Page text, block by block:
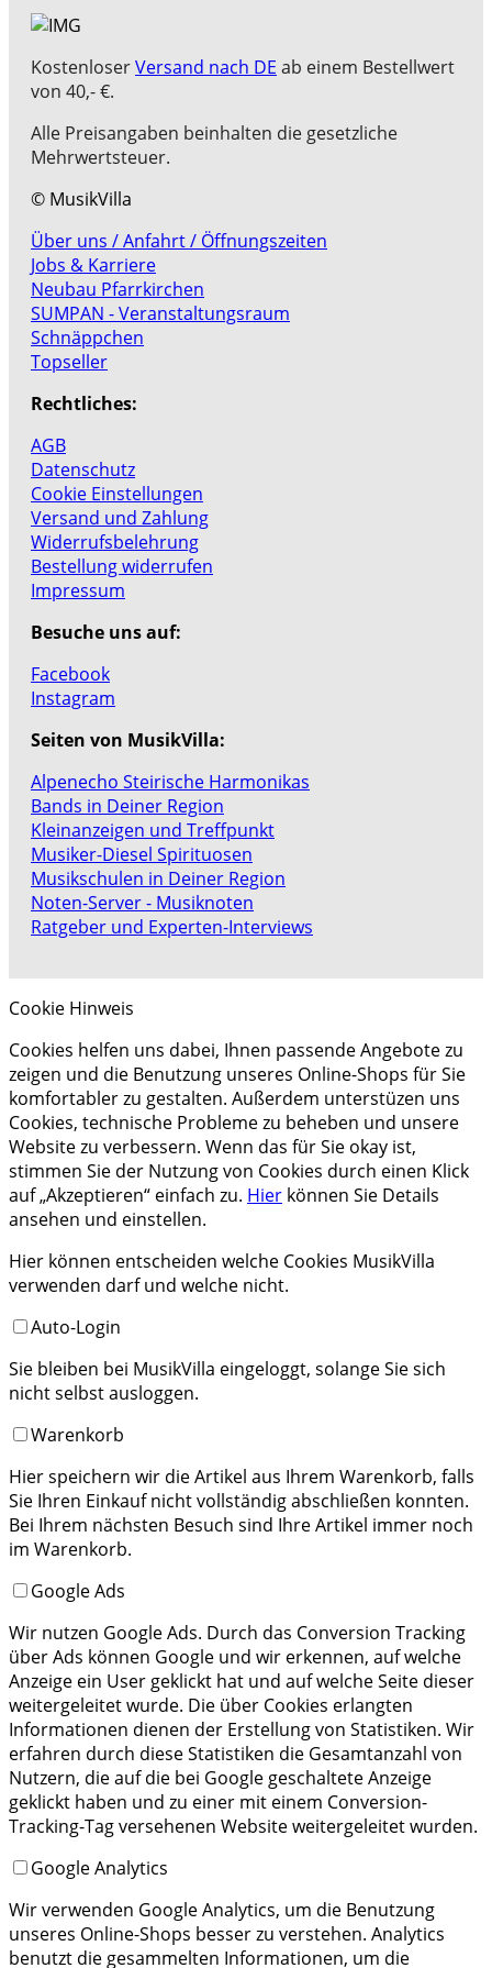
KostenloserVersand nach DE ab einem Bestellwert
von 40,- €.
Alle Preisangaben beinhalten die gesetzliche
Mehrwertsteuer.
© MusikVilla
Über uns / Anfahrt / Öffnungszeiten
Jobs & Karriere
Neubau Pfarrkirchen
SUMPAN - Veranstaltungsraum
Schnäppchen
Topseller
Rechtliches:
AGB
Datenschutz
Cookie Einstellungen
Versand und Zahlung
Widerrufsbelehrung
Bestellung widerrufen
Impressum
Besuche uns auf:
Facebook
Instagram
Seiten von MusikVilla:
Alpenecho Steirische Harmonikas
Bands in Deiner Region
Kleinanzeigen und Treffpunkt
Musiker-Diesel Spirituosen
Musikschulen in Deiner Region
Noten-Server - Musiknoten
Ratgeber und Experten-Interviews
Cookie Hinweis
Cookies helfen uns dabei, Ihnen passende Angebote zu
zeigen und die Benutzung unseres Online-Shops für Sie
komfortabler zu gestalten. Außerdem unterstüzen uns
Cookies, technische Probleme zu beheben und unsere
Website zu verbessern. Wenn das für Sie okay ist,
stimmen Sie der Nutzung von Cookies durch einen Klick
auf „Akzeptieren“ einfach zu. Hier können Sie Details
ansehen und einstellen.
Hier können entscheiden welche Cookies MusikVilla
verwenden darf und welche nicht.
Auto-Login
Sie bleiben bei MusikVilla eingeloggt, solange Sie sich
nicht selbst ausloggen.
Warenkorb
Hier speichern wir die Artikel aus Ihrem Warenkorb, falls
Sie Ihren Einkauf nicht vollständig abschließen konnten.
Bei Ihrem nächsten Besuch sind Ihre Artikel immer noch
im Warenkorb.
Google Ads
Wir nutzen Google Ads. Durch das Conversion Tracking
über Ads können Google und wir erkennen, auf welche
Anzeige ein User geklickt hat und auf welche Seite dieser
weitergeleitet wurde. Die über Cookies erlangten
Informationen dienen der Erstellung von Statistiken. Wir
erfahren durch diese Statistiken die Gesamtanzahl von
Nutzern, die auf die bei Google geschaltete Anzeige
geklickt haben und zu einer mit einem Conversion-
Tracking-Tag versehenen Website weitergeleitet wurden.
Google Analytics
Wir verwenden Google Analytics, um die Benutzung
unseres Online-Shops besser zu verstehen. Analytics
benutzt die gesammelten Informationen, um die